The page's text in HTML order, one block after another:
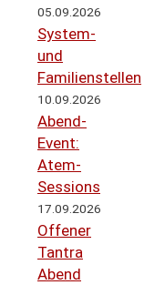
05.09.2026
System-
und
Familienstellen
10.09.2026
Abend-
Event:
Atem-
Sessions
17.09.2026
Offener
Tantra
Abend